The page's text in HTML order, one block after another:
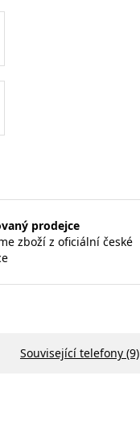
prodejce
zboží z oficiální české
Související telefony (9)